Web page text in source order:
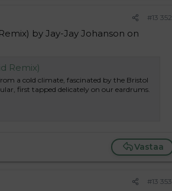
#13 352
by Jay-Jay Johanson on
Remix)
a cold climate, fascinated by the Bristol
first tapped delicately on our eardrums.
Vastaa
#13 353